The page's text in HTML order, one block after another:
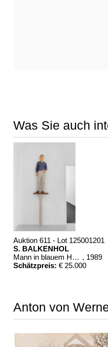
Was Sie auch
Auktion 611 - Lot 125001201
S. BALKENHOL
Mann in blauem Hemd , 1989
Schätzpreis: € 25.000
Anton von